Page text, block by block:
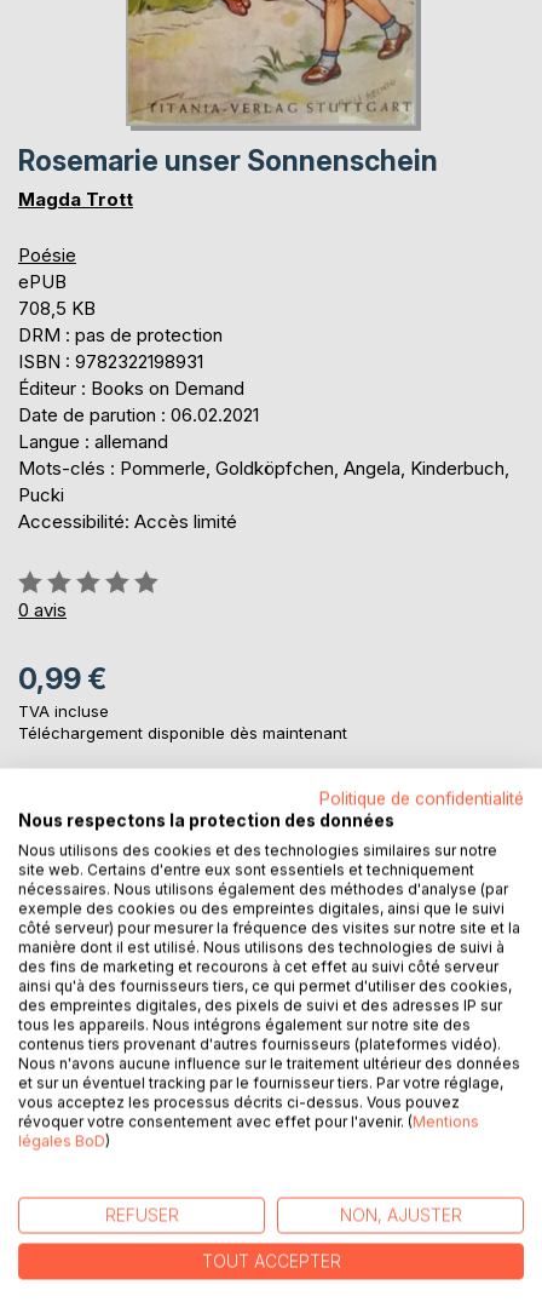
Rosemarie unser Sonnenschein
Magda Trott
Poésie
ePUB
708,5 KB
DRM : pas de protection
ISBN : 9782322198931
Éditeur : Books on Demand
Date de parution : 06.02.2021
Langue : allemand
Mots-clés : Pommerle, Goldköpfchen, Angela, Kinderbuch,
Pucki
Accessibilité: Accès limité
Évaluation:
0%
0 avis
0,99 €
TVA incluse
Téléchargement disponible dès maintenant
AJOUTER AU PANIER
Ajouter à ma liste d'envies
Laisser un avis
DESCRIPTION
Magda Trott, erschienen 1951.
Magda Trott (geboren 20. März 1880 in Freystadt
(Schlesien); gestorben 12. Mai 1945 in Misdroy (Pommern))
Politique de confidentialité
Nous respectons la protection des données
Nous utilisons des cookies et des technologies similaires sur notre
site web. Certains d'entre eux sont essentiels et techniquement
nécessaires. Nous utilisons également des méthodes d'analyse (par
exemple des cookies ou des empreintes digitales, ainsi que le suivi
côté serveur) pour mesurer la fréquence des visites sur notre site et la
manière dont il est utilisé. Nous utilisons des technologies de suivi à
des fins de marketing et recourons à cet effet au suivi côté serveur
ainsi qu'à des fournisseurs tiers, ce qui permet d'utiliser des cookies,
des empreintes digitales, des pixels de suivi et des adresses IP sur
tous les appareils. Nous intégrons également sur notre site des
contenus tiers provenant d'autres fournisseurs (plateformes vidéo).
Nous n'avons aucune influence sur le traitement ultérieur des données
et sur un éventuel tracking par le fournisseur tiers. Par votre réglage,
vous acceptez les processus décrits ci-dessus. Vous pouvez
révoquer votre consentement avec effet pour l'avenir. (Mentions
légales BoD)
REFUSER NON, AJUSTER
TOUT ACCEPTER